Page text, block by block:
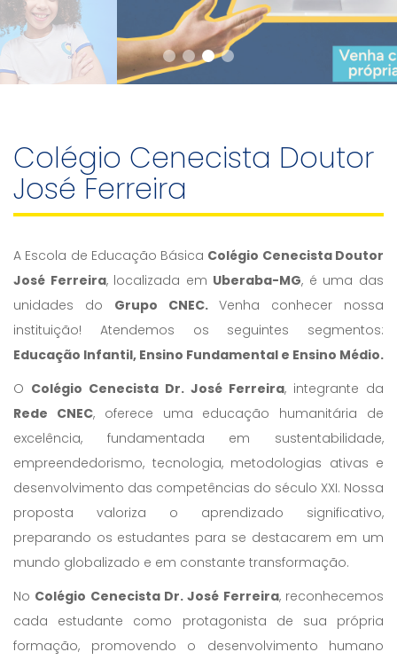
Colégio Cenecista Doutor
José Ferreira
A Escola de Educação Básica Colégio Cenecista Doutor
José Ferreira, localizada em Uberaba-MG, é uma das
unidades do Grupo CNEC.Venha conhecer nossa
instituição! Atendemos os seguintes segmentos:
Educação Infantil, Ensino Fundamental e Ensino Médio.
O Colégio Cenecista Dr. José Ferreira, integrante da
Rede CNEC, oferece uma educação humanitária de
excelência, fundamentada em sustentabilidade,
empreendedorismo, tecnologia, metodologias ativas e
desenvolvimento das competências do século XXI. Nossa
proposta valoriza o aprendizado significativo,
preparando os estudantes para se destacarem em um
mundo globalizado e em constante transformação.
No Colégio Cenecista Dr. José Ferreira, reconhecemos
cada estudante como protagonista de sua própria
formação, promovendo o desenvolvimento humano